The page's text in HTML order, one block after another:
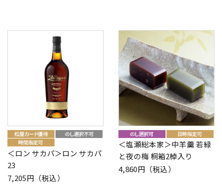
＜ロン サカパ＞ロン サカパ
23
7,205円（税込）
＜塩瀬総本家＞中羊羹 若緑
と夜の梅 桐箱2棹入り
4,860円（税込）